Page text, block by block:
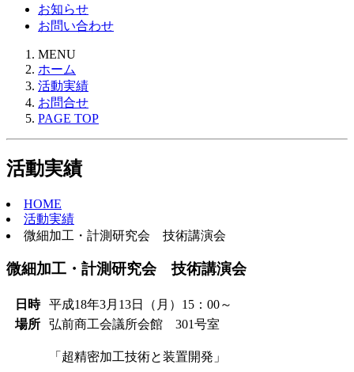
お知らせ
お問い合わせ
MENU
ホーム
活動実績
お問合せ
PAGE TOP
活動実績
HOME
活動実績
微細加工・計測研究会 技術講演会
微細加工・計測研究会 技術講演会
日時
平成18年3月13日（月）15：00～
場所
弘前商工会議所会館 301号室
「超精密加工技術と装置開発」